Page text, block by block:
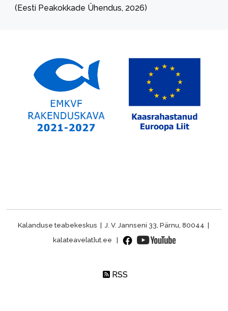
(Eesti Peakokkade Ühendus, 2026)
Kalanduse teabekeskus | J. V. Jannseni 33, Pärnu, 80044 |
kalateave[at]ut.ee |
RSS